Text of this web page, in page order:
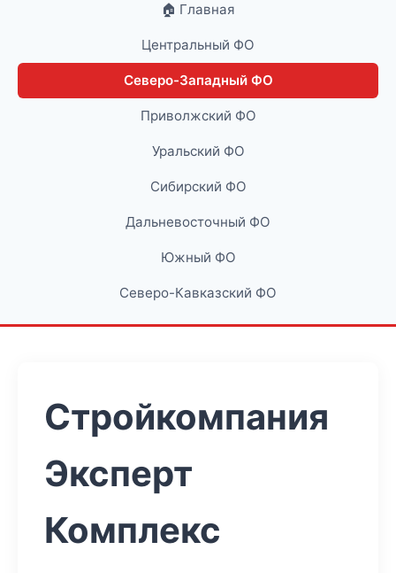
🏠 Главная
Центральный ФО
Северо-Западный ФО
Приволжский ФО
Уральский ФО
Сибирский ФО
Дальневосточный ФО
Южный ФО
Северо-Кавказский ФО
Стройкомпания
Эксперт
Комплекс